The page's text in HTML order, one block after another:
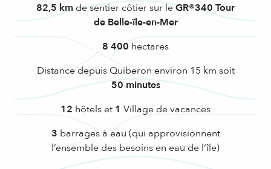
82,5 kmde sentier côtier sur leGR®340 Tour
de Belle-île-en-Mer
8 400 hectares
Distance depuis Quiberon environ 15 km soit
50 minutes
12 hôtels et 1 Village de vacances
3 barrages à eau (qui approvisionnent
l’ensemble des besoins en eau de l’île)